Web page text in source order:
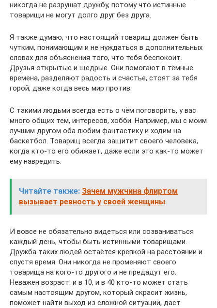
никогда не разрушат дружбу, потому что истинные
товарищи не могут долго друг без друга.
Я также думаю, что настоящий товарищ должен быть
чутким, понимающим и не нуждаться в дополнительных
словах для объяснения того, что тебя беспокоит.
Друзья открытые и щедрые. Они помогают в тёмные
времена, разделяют радость и счастье, стоят за тебя
горой, даже когда весь мир против.
С такими людьми всегда есть о чём поговорить, у вас
много общих тем, интересов, хобби. Например, мы с моим
лучшим другом оба любим фантастику и ходим на
баскетбол. Товарищ всегда защитит своего человека,
когда кто-то его обижает, даже если это как-то может
ему навредить.
Читайте также: Зачем мужчина флиртом
вызывает ревность у своей женщины
И вовсе не обязательно видеться или созваниваться
каждый день, чтобы быть истинными товарищами.
Дружба таких людей остаётся крепкой на расстоянии и
спустя время. Они никогда не променяют своего
товарища на кого-то другого и не предадут его.
Неважен возраст: и в 10, и в 40 кто-то может стать
самым настоящим другом, который скрасит жизнь,
поможет найти выход из сложной ситуации, даст